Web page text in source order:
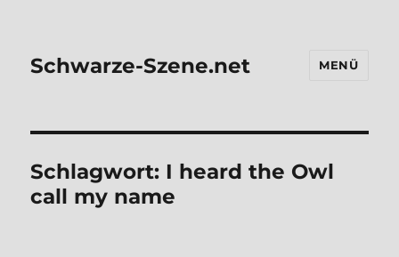
Schwarze-Szene.net MENÜ
Schlagwort: I heard the Owl
call my name